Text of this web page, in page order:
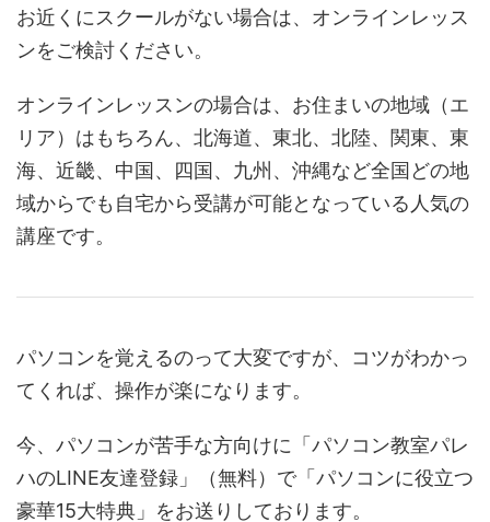
お近くにスクールがない場合は、オンラインレッス
ンをご検討ください。
オンラインレッスンの場合は、お住まいの地域（エ
リア）はもちろん、北海道、東北、北陸、関東、東
海、近畿、中国、四国、九州、沖縄など全国どの地
域からでも自宅から受講が可能となっている人気の
講座です。
パソコンを覚えるのって大変ですが、コツがわかっ
てくれば、操作が楽になります。
今、パソコンが苦手な方向けに「パソコン教室パレ
ハのLINE友達登録」（無料）で「パソコンに役立つ
豪華15大特典」をお送りしております。